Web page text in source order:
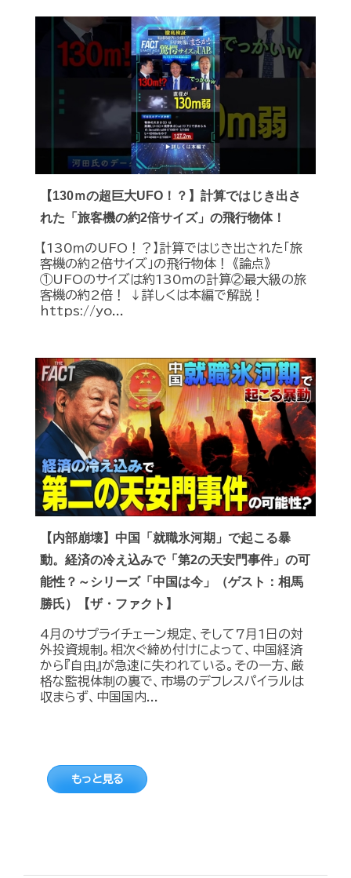
【130ｍの超巨大UFO！？】計算ではじき出さ
れた「旅客機の約2倍サイズ」の飛行物体！
【130ｍのUFO！？】計算ではじき出された「旅
客機の約2倍サイズ」の飛行物体！ 《論点》
①UFOのサイズは約130ｍの計算②最大級の旅
客機の約2倍！ ↓詳しくは本編で解説！
https://yo...
【内部崩壊】中国「就職氷河期」で起こる暴
動。経済の冷え込みで「第2の天安門事件」の可
能性？～シリーズ「中国は今」（ゲスト：相馬
勝氏）【ザ・ファクト】
4月のサプライチェーン規定、そして7月1日の対
外投資規制。相次ぐ締め付けによって、中国経済
から『自由』が急速に失われている。その一方、厳
格な監視体制の裏で、市場のデフレスパイラルは
収まらず、中国国内...
もっと見る